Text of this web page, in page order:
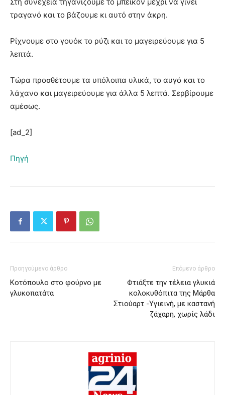
τραγανό και το βάζουμε κι αυτό στην άκρη.
Ρίχνουμε στο γουόκ το ρύζι και το μαγειρεύουμε για 5
λεπτά.
Τώρα προσθέτουμε τα υπόλοιπα υλικά, το αυγό και το
λάχανο και μαγειρεύουμε για άλλα 5 λεπτά. Σερβίρουμε
αμέσως.
[ad_2]
Πηγή
Προηγούμενο άρθρο
Κοτόπουλο στο φούρνο με
γλυκοπατάτα
Επόμενο άρθρο
Φτιάξτε την τέλεια γλυκιά
κολοκυθόπιτα της Μάρθα
Στιούαρτ -Υγιεινή, με καστανή
ζάχαρη, χωρίς λάδι